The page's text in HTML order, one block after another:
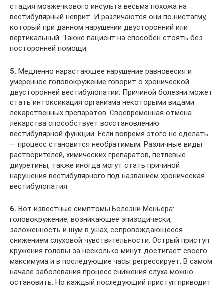
стадия мозжечкового инсульта весьма похожа на
вестибулярный неврит. И различаются они по нистагму,
который при данном нарушении двусторонний или
вертикальный. Также пациент на способен стоять без
посторонней помощи.
5. Медленно нарастающее нарушение равновесия и
умеренное головокружение говорит о хронической
двусторонней вестибулопатии. Причиной болезни может
стать интоксикация организма некоторыми видами
лекарственных препаратов. Своевременная отмена
лекарства способствует восстановлению
вестибулярной функции. Если вовремя этого не сделать
— процесс становится необратимым. Различные виды
растворителей, химических препаратов, петлевые
диуретины, также иногда могут стать причиной
нарушения вестибулярного под названием хроническая
вестибулопатия.
6. Вот известные симптомы Болезни Меньера:
головокружение, возникающее эпизодически,
заложенность и шум в ушах, сопровождающееся
снижением слуховой чувствительности. Острый приступ
кружения головы за несколько минут достигает своего
максимума и в последующие часы регрессирует. В самом
начале заболевания процесс снижения слуха можно
остановить. Но каждый последующий приступ приводит